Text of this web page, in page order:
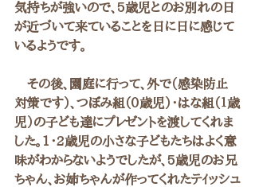
気持ちが強いので、5歳児とのお別れの日
が近づいて来ていることを日に日に感じて
いるようです。
その後、園庭に行って、外で（感染防止
対策です）、つぼみ組（０歳児）・はな組（１歳
児）の子ども達にプレゼントを渡してくれま
した。1・2歳児の小さな子どもたちはよく意
味がわからないようでしたが、5歳児のお兄
ちゃん、お姉ちゃんが作ってくれたテｲッシュ